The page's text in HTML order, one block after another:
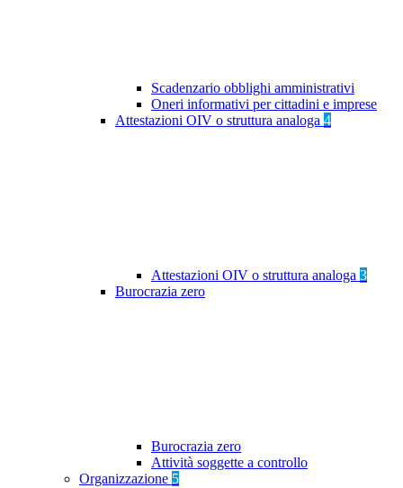
Scadenzario obblighi amministrativi
Oneri informativi per cittadini e imprese
Attestazioni OIV o struttura analoga 4
Attestazioni OIV o struttura analoga 3
Burocrazia zero
Burocrazia zero
Attività soggette a controllo
Organizzazione 5